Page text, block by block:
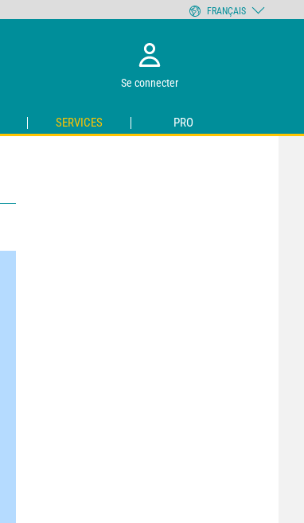
Se connecter
SERVICES PRO
FRANÇAIS